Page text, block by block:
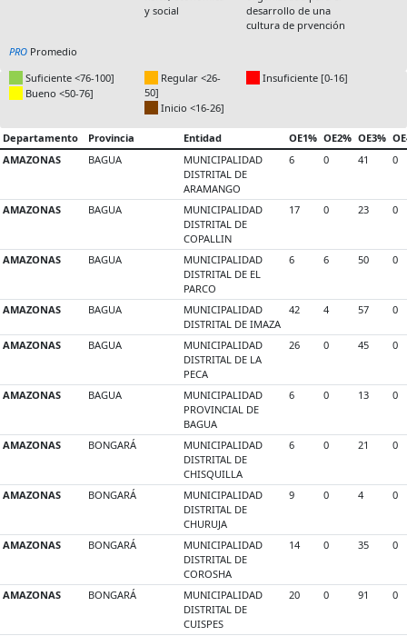
y social
desarrollo de una
cultura de prvención
PRO Promedio
Suficiente <76-100]
Bueno <50-76]
Regular <26-
50]
Inicio <16-26]
Insuficiente [0-16]
Departamento Provincia Entidad OE1% OE2% OE3%
AMAZONAS
BAGUA
MUNICIPALIDAD
DISTRITAL DE
ARAMANGO
6 0 41 0
AMAZONAS BAGUA
MUNICIPALIDAD
DISTRITAL DE
COPALLIN
17 0 23 0
AMAZONAS BAGUA
MUNICIPALIDAD
DISTRITAL DE EL
PARCO
6 6 50 0
AMAZONAS BAGUA
MUNICIPALIDAD
DISTRITAL DE IMAZA
42 4 57 0
AMAZONAS BAGUA
MUNICIPALIDAD
DISTRITAL DE LA
PECA
26 0 45 0
AMAZONAS BAGUA
MUNICIPALIDAD
PROVINCIAL DE
BAGUA
6 0 13 0
AMAZONAS BONGARÁ
MUNICIPALIDAD
DISTRITAL DE
CHISQUILLA
6 0 21 0
AMAZONAS BONGARÁ
MUNICIPALIDAD
DISTRITAL DE
CHURUJA
9 0 4 0
AMAZONAS BONGARÁ
MUNICIPALIDAD
DISTRITAL DE
COROSHA
14 0 35 0
AMAZONAS BONGARÁ
MUNICIPALIDAD
DISTRITAL DE
CUISPES
20 0 91 0